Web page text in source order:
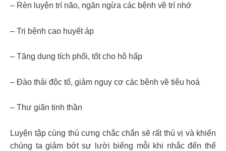
– Rèn luyện trí não, ngăn ngừa các bệnh về trí nhớ
– Trị bệnh cao huyết áp
– Tăng dung tích phổi, tốt cho hô hấp
– Đào thải độc tố, giảm nguy cơ các bệnh về tiêu hoá
– Thư giãn tinh thần
Luyện tập cùng thú cưng chắc chắn sẽ rất thú vị và khiến
chúng ta giảm bớt sự lười biếng mỗi khi nhắc đến thể